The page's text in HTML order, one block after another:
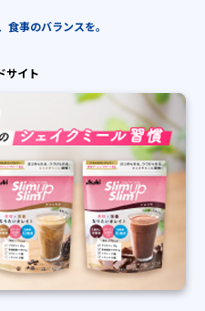
事のバランスを。
サイト